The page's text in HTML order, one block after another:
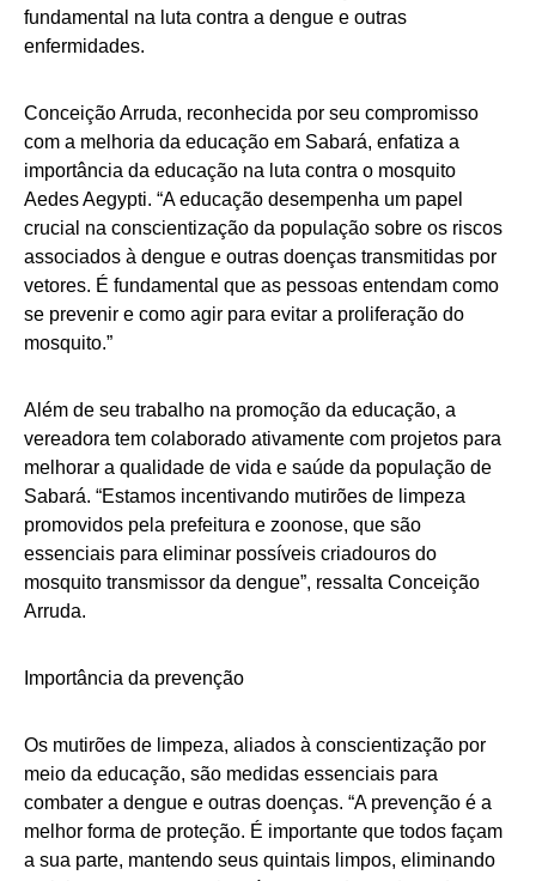
fundamental na luta contra a dengue e outras
enfermidades.
Conceição Arruda, reconhecida por seu compromisso
com a melhoria da educação em Sabará, enfatiza a
importância da educação na luta contra o mosquito
Aedes Aegypti. “A educação desempenha um papel
crucial na conscientização da população sobre os riscos
associados à dengue e outras doenças transmitidas por
vetores. É fundamental que as pessoas entendam como
se prevenir e como agir para evitar a proliferação do
mosquito.”
Além de seu trabalho na promoção da educação, a
vereadora tem colaborado ativamente com projetos para
melhorar a qualidade de vida e saúde da população de
Sabará. “Estamos incentivando mutirões de limpeza
promovidos pela prefeitura e zoonose, que são
essenciais para eliminar possíveis criadouros do
mosquito transmissor da dengue”, ressalta Conceição
Arruda.
Importância da prevenção
Os mutirões de limpeza, aliados à conscientização por
meio da educação, são medidas essenciais para
combater a dengue e outras doenças. “A prevenção é a
melhor forma de proteção. É importante que todos façam
a sua parte, mantendo seus quintais limpos, eliminando